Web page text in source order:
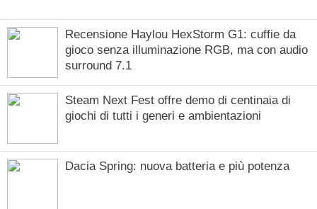
Recensione Haylou HexStorm G1: cuffie da
gioco senza illuminazione RGB, ma con audio
surround 7.1
Steam Next Fest offre demo di centinaia di
giochi di tutti i generi e ambientazioni
Dacia Spring: nuova batteria e più potenza